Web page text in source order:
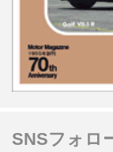
SNSフォロ